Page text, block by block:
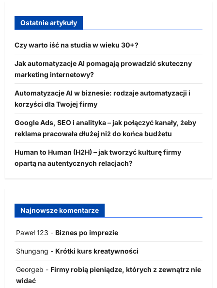
Ostatnie artykuły
Czy warto iść na studia w wieku 30+?
Jak automatyzacje AI pomagają prowadzić skuteczny
marketing internetowy?
Automatyzacje AI w biznesie: rodzaje automatyzacji i
korzyści dla Twojej firmy
Google Ads, SEO i analityka – jak połączyć kanały, żeby
reklama pracowała dłużej niż do końca budżetu
Human to Human (H2H) – jak tworzyć kulturę firmy
opartą na autentycznych relacjach?
Najnowsze komentarze
Paweł 123 - Biznes po imprezie
Shungang - Krótki kurs kreatywności
Georgeb - Firmy robią pieniądze, których z zewnątrz nie
widać